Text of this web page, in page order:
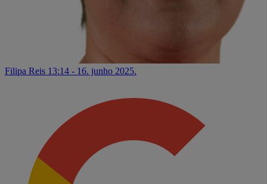
Filipa Reis 13:14 - 16. junho 2025.